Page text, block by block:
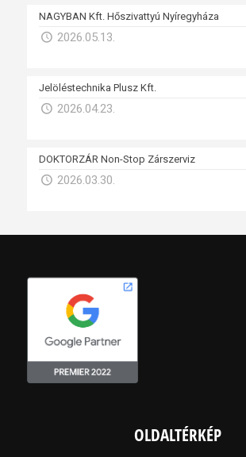
NAGYBAN Kft. Hőszivattyú Nyíregyháza
2026.05.13.
Jelöléstechnika Plusz Kft.
2026.04.23.
DOKTORZÁR Non-Stop Zárszerviz
2026.03.30.
OLDALTÉRKÉP